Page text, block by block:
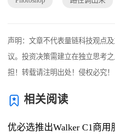
声明：文章不代表量链科技观点
议。投资决策需建立在独立思考
担！转载请注明出处！侵权必究！
相关阅读
优必选推出Walker C1商用